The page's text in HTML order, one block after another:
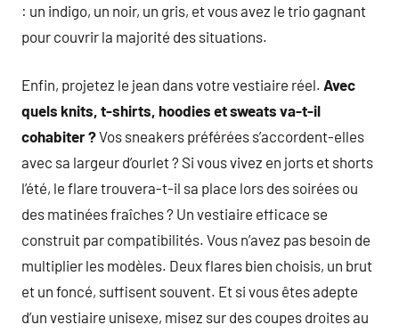
: un indigo, un noir, un gris, et vous avez le trio gagnant
pour couvrir la majorité des situations.
Enfin, projetez le jean dans votre vestiaire réel. Avec
quels knits, t-shirts, hoodies et sweats va-t-il
cohabiter ?Vos sneakers préférées s’accordent-elles
avec sa largeur d’ourlet ? Si vous vivez en jorts et shorts
l’été, le flare trouvera-t-il sa place lors des soirées ou
des matinées fraîches ? Un vestiaire efficace se
construit par compatibilités. Vous n’avez pas besoin de
multiplier les modèles. Deux flares bien choisis, un brut
et un foncé, suffisent souvent. Et si vous êtes adepte
d’un vestiaire unisexe, misez sur des coupes droites au